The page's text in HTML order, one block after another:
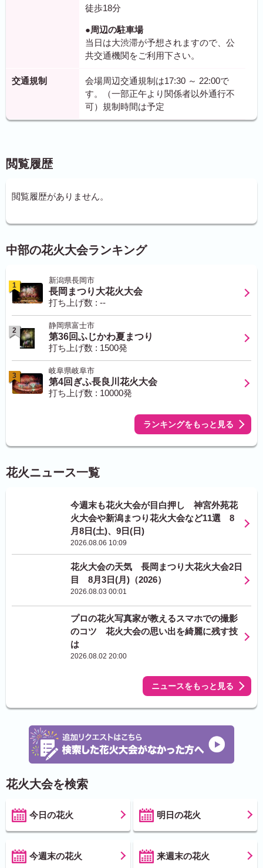
徒歩18分
●周辺の駐車場
当日は大渋滞が予想されますので、公
共交通機関をご利用下さい。
交通規制
会場周辺交通規制は17:30 ～ 22:00で
す。（一部正午より関係者以外通行不
可）規制時間は予定
閲覧履歴
閲覧履歴がありません。
中部の花火大会ランキング
1
新潟県長岡市
長岡まつり大花火大会
打ち上げ数 : --
2
静岡県富士市
第36回ふじかわ夏まつり
打ち上げ数 : 1500発
3
岐阜県岐阜市
第4回ぎふ長良川花火大会
打ち上げ数 : 10000発
ランキングをもっと見る
花火ニュース一覧
今週末も花火大会が目白押し 神宮外苑花
火大会や新潟まつり花火大会など11選 8
月8日(土)、9日(日)
2026.08.06 10:09
花火大会の天気 長岡まつり大花火大会2日
目 8月3日(月)（2026）
2026.08.03 00:01
プロの花火写真家が教えるスマホでの撮影
のコツ 花火大会の思い出を綺麗に残す技
は
2026.08.02 20:00
ニュースをもっと見る
花火大会を検索
今日の花火 明日の花火
今週末の花火 来週末の花火